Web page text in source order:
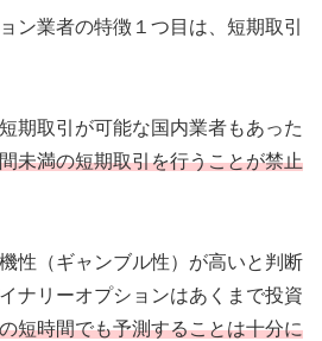
ン業者の特徴１つ目は、短期取引
期取引が可能な国内業者もあった
未満の短期取引を行うことが禁止
性（ギャンブル性）が高いと判断
ナリーオプションはあくまで投資
短時間でも予測することは十分に